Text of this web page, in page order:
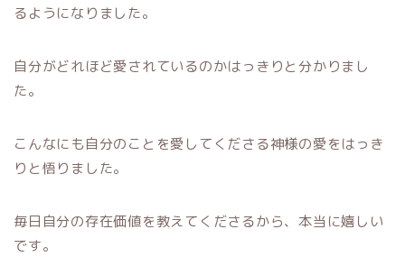
るようになりました。
自分がどれほど愛されているのかはっきりと分かりまし
た。
こんなにも自分のことを愛してくださる神様の愛をはっき
りと悟りました。
毎日自分の存在価値を教えてくださるから、本当に嬉しい
です。